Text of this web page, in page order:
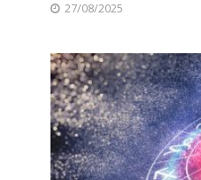
27/08/2025